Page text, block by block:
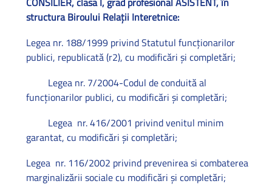
structura Biroului Relaţii Interetnice:
Legea nr. 188/1999 privind Statutul funcţionarilor
publici, republicată (r2), cu modificări şi completări;
Legea nr. 7/2004-Codul de conduită al
funcţionarilor publici, cu modificări şi completări;
Legea nr. 416/2001 privind venitul minim
garantat, cu modificări şi completări;
Legea nr. 116/2002 privind prevenirea si combaterea
marginalizării sociale cu modificări şi completări;